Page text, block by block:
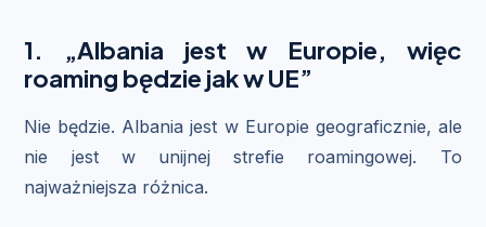
1. „Albania jest w Europie, więc
roaming będzie jak w UE”
Nie będzie. Albania jest w Europie geograficznie, ale
nie jest w unijnej strefie roamingowej. To
najważniejsza różnica.